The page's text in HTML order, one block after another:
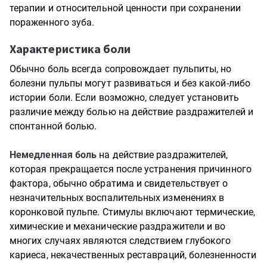
терапии и относительной ценности при сохранении
пораженного зуба.
Характеристика боли
Обычно боль всегда сопровождает пульпиты, но
болезни пульпы могут развиваться и без какой-либо
истории боли. Если возможно, следует установить
различие между болью на действие раздражителей и
спонтанной болью.
Немедленная боль на действие раздражителей,
которая прекращается после устранения причинного
фактора, обычно обратима и свидетельствует о
незначительных воспалительных изменениях в
коронковой пульпе. Стимулы включают термические,
химические и механические раздражители и во
многих случаях являются следствием глубокого
кариеса, некачественных реставраций, болезненности